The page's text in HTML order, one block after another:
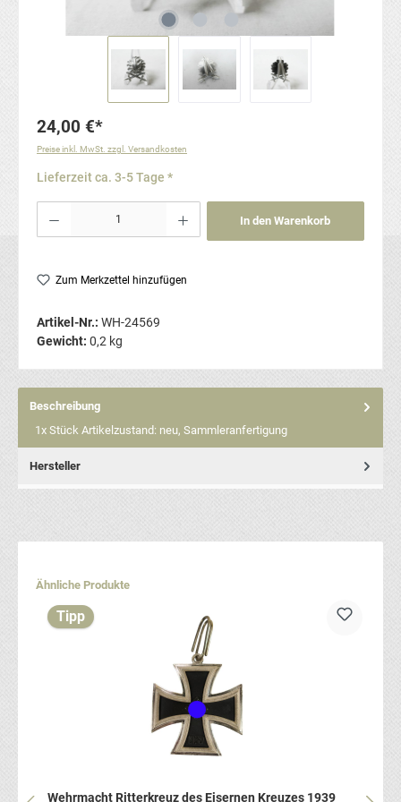
24,00 €*
Preise inkl. MwSt. zzgl. Versandkosten
Lieferzeit ca. 3-5 Tage *
In den Warenkorb
Zum Merkzettel hinzufügen
Artikel-Nr.: WH-24569
Gewicht: 0,2 kg
Beschreibung
1x Stück Artikelzustand: neu, Sammleranfertigung
Hersteller
Produktgalerie überspringen
Ähnliche Produkte
Tipp
Wehrmacht Ritterkreuz des Eisernen Kreuzes 1939